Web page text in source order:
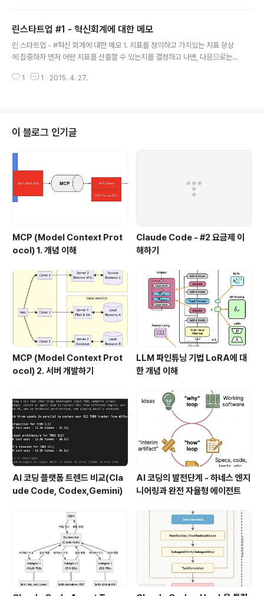
는 입장에 있었기 때문에, 새로운 일은 나름대로 도전이다더군다나, 대기업이나
벤더의 경험에서 스타트업이라는 무한의 정글로 도전을 하면서, 다른 비지니스
모델과 환경, 그리고 모바일 및 스타트업의 전성 시대에서, 생각하는 방식이 다
린스타트업 #1 - 혁신회계에 대한 메모
린 스타트업 - #혁신 회계에 대한 메모 1. 지표를 정의하고 가치있는 지표 향상
에 집중하자 먼저 어떤 지표를 산출할 수 있는지를 결정하고 나면, 다음으로는
가율인지, 재 방문율, 유료화율인지등을 판단한 후에, 해당 지표를 높일 수 있는
재 상태의 지표가 명확하다. 그리고 이 지표를 어떻게 향상 시킬지 명확한 가정
과 이 가정을 테스트하기 위한 실험 방법을 알고 있다.두번째 스타트업은 모두
모여 앉아..
1 1 2015. 4. 27.
이 블로그 인기글
MCP (Model Context Prot
ocol) 1. 개념 이해
Claude Code - #2 요금제 이
해하기
MCP (Model Context Prot
ocol) 2. 서버 개발하기
LLM 파인튜닝 기법 LoRA에 대
한 개념 이해
AI 코딩 플랫폼 트렌드 비교(Cla
ude Code, Codex,Gemini)
AI 코딩의 발전단계 - 하네스 엔지
니어링과 완전 자율형 에이전트